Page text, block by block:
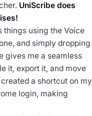
UniScribe does
things using the Voice
and simply dropping
gives me a seamless
it, export it, and move
a shortcut on my
login, making